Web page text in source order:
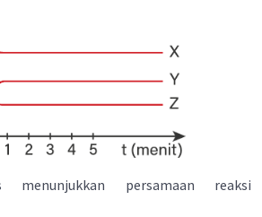
persamaan reaksi